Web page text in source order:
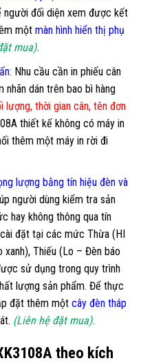
người đối diện xem được kết
một màn hình hiển thị phụ
mua).
Nhu cầu cần in phiếu cân
nhãn dán trên bao bì hàng
lượng, thời gian cân, tên đơn
thiết kế không có máy in
thêm một máy in rời đi
lượng bằng tín hiệu đèn và
người dùng kiểm tra sản
hay không thông qua tín
đặt tại các mức Thừa (HI
Thiếu (Lo – Đèn báo
sử dụng trong quy trình
lượng sản phẩm. Để thực
đặt thêm một cây đèn tháp
(Liên hệ đặt mua).
theo kích